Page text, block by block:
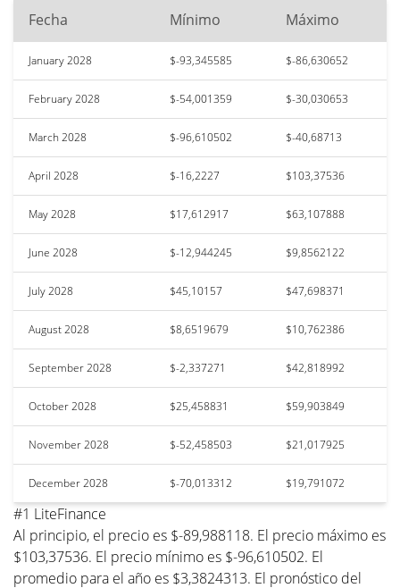
Fecha Mínimo Máximo
January 2028 $-93,345585 $-86,630652
February 2028 $-54,001359 $-30,030653
March 2028 $-96,610502 $-40,68713
April 2028 $-16,2227 $103,37536
May 2028 $17,612917 $63,107888
June 2028 $-12,944245 $9,8562122
July 2028 $45,10157 $47,698371
August 2028 $8,6519679 $10,762386
September 2028 $-2,337271 $42,818992
October 2028 $25,458831 $59,903849
November 2028 $-52,458503 $21,017925
December 2028 $-70,013312 $19,791072
#1 LiteFinance
Al principio, el precio es $-89,988118. El precio máximo es
$103,37536. El precio mínimo es $-96,610502. El
promedio para el año es $3,3824313. El pronóstico del